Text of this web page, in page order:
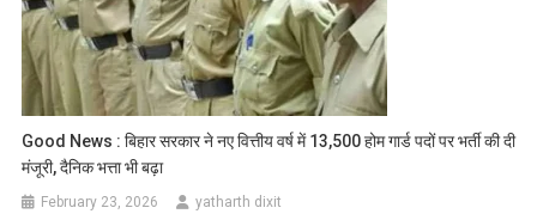
Good News : बिहार सरकार ने नए वित्तीय वर्ष में 13,500 होम गार्ड पदों पर भर्ती की दी
मंजूरी, दैनिक भत्ता भी बढ़ा
February 23, 2026 yatharth dixit